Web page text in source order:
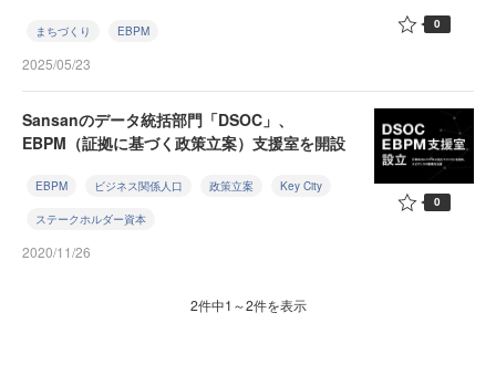
まちづくり EBPM
2025/05/23
0
Sansanのデータ統括部門「DSOC」、
EBPM（証拠に基づく政策立案）支援室を開設
EBPM ビジネス関係人口 政策立案 Key City
ステークホルダー資本
2020/11/26
0
2件中1～2件を表示